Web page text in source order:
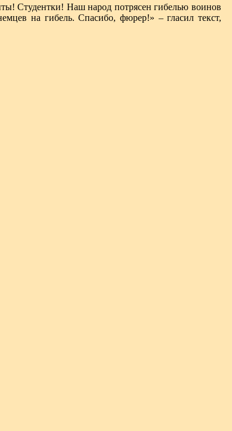
Студентки! Наш народ потрясен гибелью воинов
на гибель. Спасибо, фюрер!» – гласил текст,